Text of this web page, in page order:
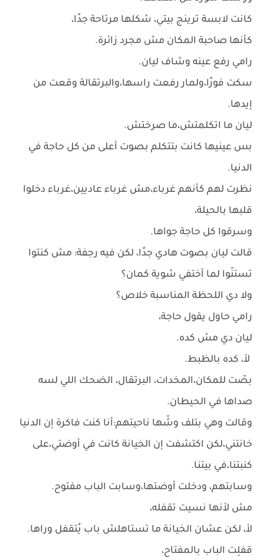
كانت لابسة ترينج بيتي، شكلها مرتاحة جدًا،
كأنها صاحبة المكان مش مجرد زائرة.
رامي رفع عينه وشاف ليان.
سكت فورًا،ولمار رفعت راسها،والبرتقالة وقعت من
إيدها.
ليان ما اتكلمتش،ما صرختش.
بس عينيها كانت بتتكلم بصوت أعلى من كل حاجة في
الدنيا.
نظرت لهم كأنهم غرباء،مش غرباء عاديين،غرباء دخلوا
قلبها بالحيلة،
وسرقوا كل حاجة جواها.
قالت ليان بصوت هادي جدًا، لكن فيه رجفة: مش كنتوا
تستنّوا لما أختفي شوية كمان؟
ولا دي اللحظة المناسبة خلاص؟
رامي حاول يقول حاجة،
ليان دي مش كده.
لأ، كده بالظبط.
بصّت للمكان،المخدات، البرتقال، الضحك اللي لسه
صداها في الحيطان.
وقالت وهي بتلف وشّها ناحيتهم:أنا كنت فاكرة إن الدنيا
خانتني،لكن اكتشفت إن الخيانة كانت في أوضتي،على
كنبتنا،في بيتنا.
وسابتهم، ودخلت أوضتها،وسابت الباب مفتوح.
مش لأنها نسيت تقفله،
لأ، لكن عشان الخيانة ما تستاهلش باب يُتقفل وراها.
قفلِت الباب بالمفتاح،